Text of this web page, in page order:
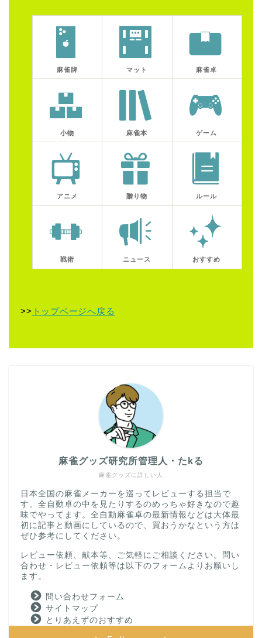
麻雀牌 マット 麻雀卓
小物 麻雀本 ゲーム
アニメ 贈り物 ルール
戦術 ニュース おすすめ
>> トップページへ戻る
麻雀グッズに詳しい人
麻雀グッズ研究所管理人・たkる
日本全国の麻雀メーカーを巡ってレビューする担当で
す。全自動卓の中を見たりするのめっちゃ好きなので趣
味でやってます。全自動麻雀卓の最新情報などは大体最
初に記事と動画にしているので、買おうかなという方は
ぜひ参考にしてください。
レビュー依頼、献本等、ご気軽にご相談ください。問い
合わせ・レビュー依頼等は以下のフォームよりお願いし
ます。
問い合わせフォーム
サイトマップ
とりあえずのおすすめ